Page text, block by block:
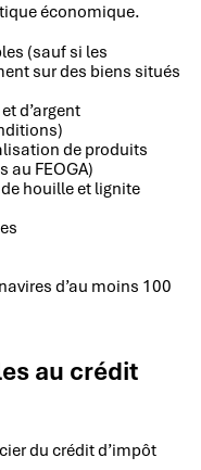
économique.
(sauf si les
sur des biens situés
d’argent
de produits
au FEOGA)
houille et lignite
d’au moins 100
au crédit
du crédit d’impôt